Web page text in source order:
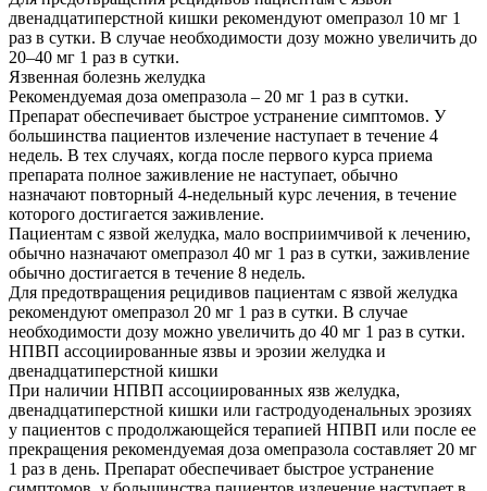
двенадцатиперстной кишки рекомендуют омепразол 10 мг 1
раз в сутки. В случае необходимости дозу можно увеличить до
20–40 мг 1 раз в сутки.
Язвенная болезнь желудка
Рекомендуемая доза омепразола – 20 мг 1 раз в сутки.
Препарат обеспечивает быстрое устранение симптомов. У
большинства пациентов излечение наступает в течение 4
недель. В тех случаях, когда после первого курса приема
препарата полное заживление не наступает, обычно
назначают повторный 4-недельный курс лечения, в течение
которого достигается заживление.
Пациентам с язвой желудка, мало восприимчивой к лечению,
обычно назначают омепразол 40 мг 1 раз в сутки, заживление
обычно достигается в течение 8 недель.
Для предотвращения рецидивов пациентам с язвой желудка
рекомендуют омепразол 20 мг 1 раз в сутки. В случае
необходимости дозу можно увеличить до 40 мг 1 раз в сутки.
НПВП ассоциированные язвы и эрозии желудка и
двенадцатиперстной кишки
При наличии НПВП ассоциированных язв желудка,
двенадцатиперстной кишки или гастродуоденальных эрозиях
у пациентов с продолжающейся терапией НПВП или после ее
прекращения рекомендуемая доза омепразола составляет 20 мг
1 раз в день. Препарат обеспечивает быстрое устранение